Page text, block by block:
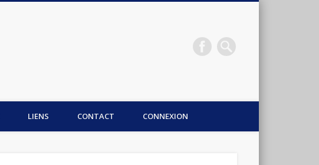
LIENS CONTACT CONNEXION